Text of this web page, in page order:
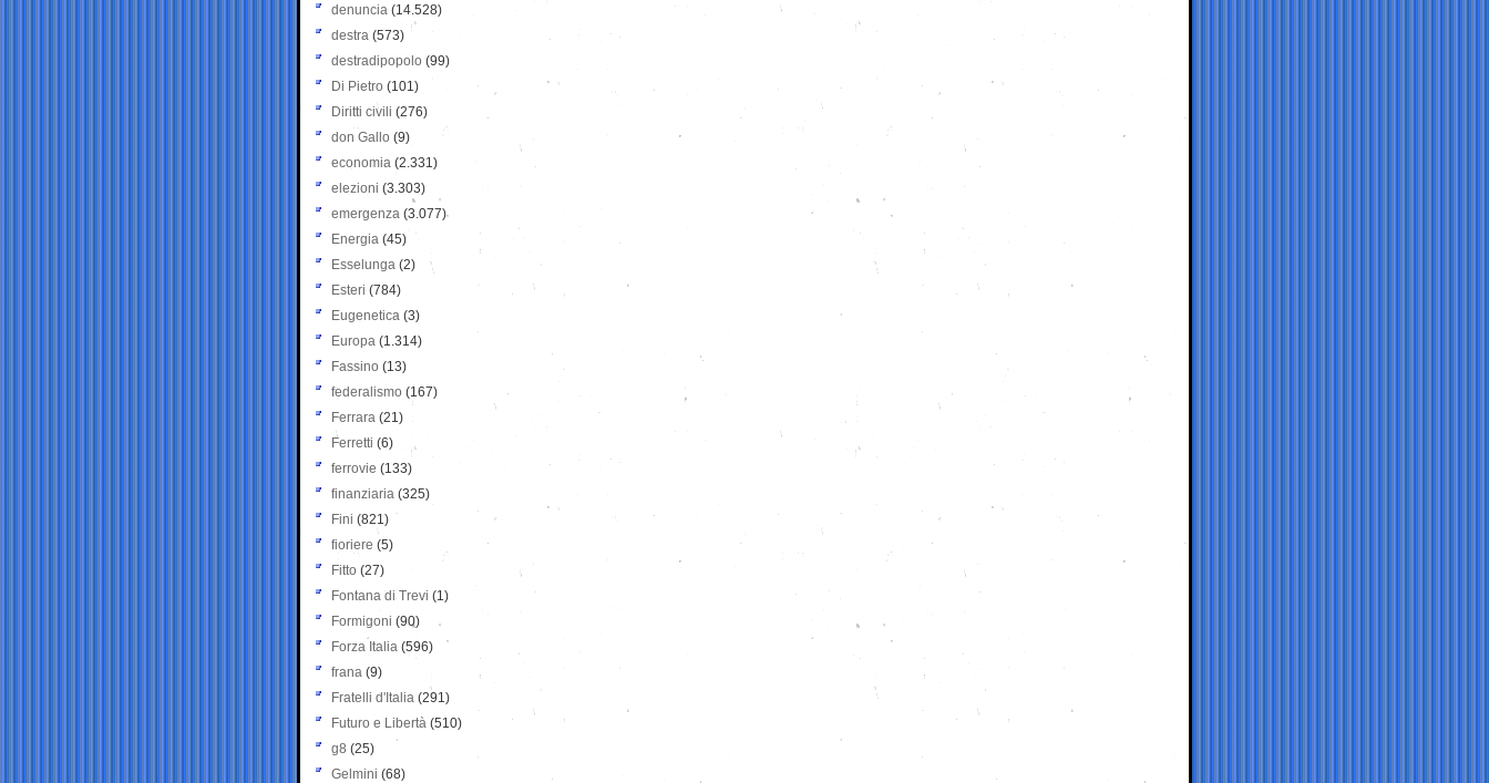
denuncia (14.528)
destra (573)
destradipopolo (99)
Di Pietro (101)
Diritti civili (276)
don Gallo (9)
economia (2.331)
elezioni (3.303)
emergenza (3.077)
Energia (45)
Esselunga (2)
Esteri (784)
Eugenetica (3)
Europa (1.314)
Fassino (13)
federalismo (167)
Ferrara (21)
Ferretti (6)
ferrovie (133)
finanziaria (325)
Fini (821)
fioriere (5)
Fitto (27)
Fontana di Trevi (1)
Formigoni (90)
Forza Italia (596)
frana (9)
Fratelli d'Italia (291)
Futuro e Libertà (510)
g8 (25)
Gelmini (68)